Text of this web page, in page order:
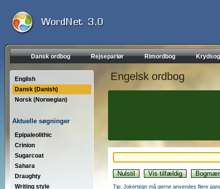
Dansk ordbog Rejseparlør Rimordbog
English
Dansk (Danish)
Norsk (Norwegian)
Aktuelle søgninger
Epipaleolithic
Crinion
Sugarcoat
Sahara
Draughty
Writing style
Engelsk ordbog
Tip: Jokertegn må gerne anvendes flere